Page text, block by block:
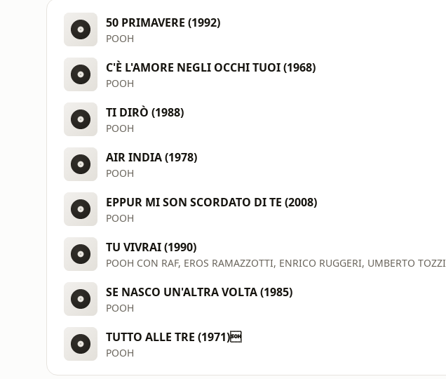
50 PRIMAVERE (1992)
POOH
C'È L'AMORE NEGLI OCCHI TUOI (1968)
POOH
TI DIRÒ (1988)
POOH
AIR INDIA (1978)
POOH
EPPUR MI SON SCORDATO DI TE (2008)
POOH
TU VIVRAI (1990)
POOH CON RAF, EROS RAMAZZOTTI, ENRICO RUGGERI, UMBERTO TOZZI
SE NASCO UN'ALTRA VOLTA (1985)
POOH
TUTTO ALLE TRE (1971)
POOH